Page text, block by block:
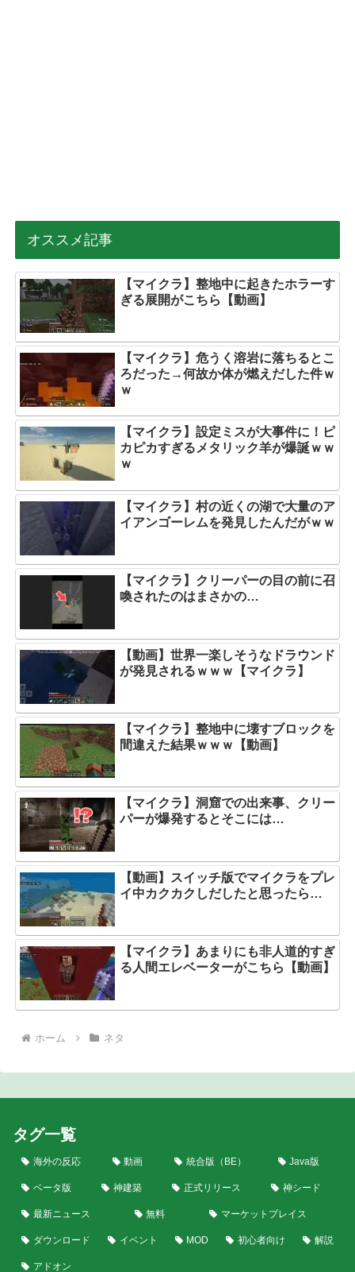
オススメ記事
【マイクラ】整地中に起きたホラーす
ぎる展開がこちら【動画】
【マイクラ】危うく溶岩に落ちるとこ
ろだった→何故か体が燃えだした件ｗ
ｗ
【マイクラ】設定ミスが大事件に！ピ
カピカすぎるメタリック羊が爆誕ｗｗ
ｗ
【マイクラ】村の近くの湖で大量のア
イアンゴーレムを発見したんだがｗｗ
【マイクラ】クリーパーの目の前に召
喚されたのはまさかの…
【動画】世界一楽しそうなドラウンド
が発見されるｗｗｗ【マイクラ】
【マイクラ】整地中に壊すブロックを
間違えた結果ｗｗｗ【動画】
【マイクラ】洞窟での出来事、クリー
パーが爆発するとそこには…
【動画】スイッチ版でマイクラをプレ
イ中カクカクしだしたと思ったら…
【マイクラ】あまりにも非人道的すぎ
る人間エレベーターがこちら【動画】
ホーム ネタ
タグ一覧
海外の反応 動画 統合版（BE） Java版
ベータ版 神建築 正式リリース 神シード
最新ニュース 無料 マーケットプレイス
ダウンロード イベント MOD 初心者向け 解説
アドオン